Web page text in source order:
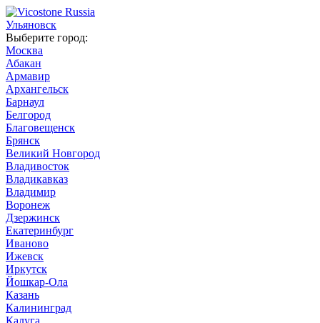
Ульяновск
Выберите город:
Москва
Абакан
Армавир
Архангельск
Барнаул
Белгород
Благовещенск
Брянск
Великий Новгород
Владивосток
Владикавказ
Владимир
Воронеж
Дзержинск
Екатеринбург
Иваново
Ижевск
Иркутск
Йошкар-Ола
Казань
Калининград
Калуга